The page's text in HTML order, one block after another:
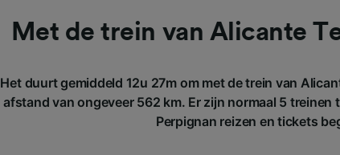
Met de trein van Alicante
Het duurt gemiddeld 12u 27m om met de trein van
afstand van ongeveer 562 km. Er zijn normaal 5 treinen
Perpignan reizen en tickets